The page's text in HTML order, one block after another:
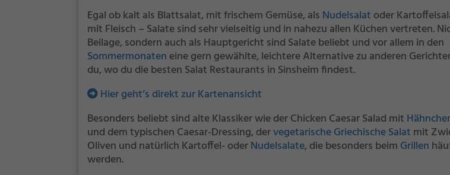
Egal ob kalt als Blattsalat, mit frischem Gemüse, als Nudelsalat oder
mit Fleisch – Salate sind sehr vielseitig und in nahezu allen Küchen vertreten.
Beilage, sondern auch als Hauptgericht sind Salate beliebt und vor allem in den
Sommermonaten eine gern gewählte, leichtere Alternative zu anderen
du, wo du die besten Salat Restaurants in Sinsheim findest.
Hier geht’s direkt zur Kartenansicht
Besonders beliebt sind alte Klassiker wie der Chicken Caesar Salad mit
und dem typischen Caesar-Dressing, dervegetarischeGriechische Salat mit
Oliven und natürlich Kartoffel- oderNudelsalate, die besonders beim Grillen
werden.